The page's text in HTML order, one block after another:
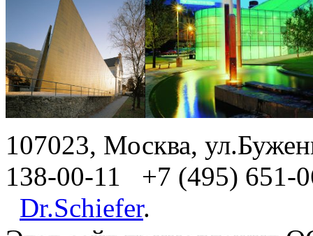
107023, Москва,
138-00-11 +7 (495) 651-
Dr.Schiefer.